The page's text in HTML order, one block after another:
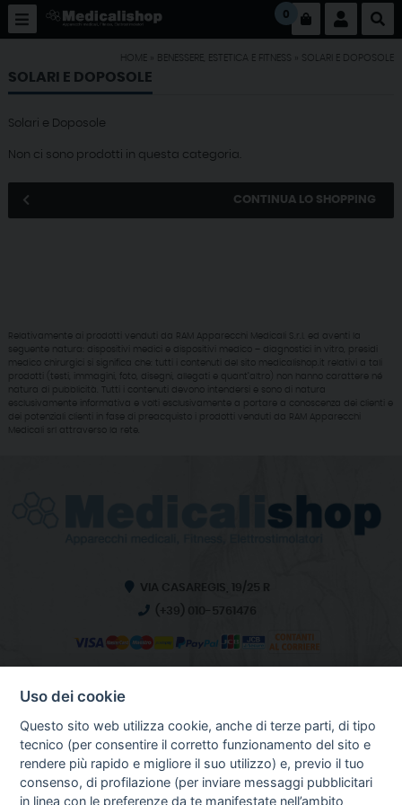
0
HOME BENESSERE, ESTETICA E FITNESS SOLARI E DOPOSOLE
SOLARI E DOPOSOLE
Solari e Doposole
Non ci sono prodotti in questa categoria.
CONTINUA LO SHOPPING
Relativamente ai prodotti venduti da RAM Apparecchi Medicali S.r.l. ed aventi la
seguente natura: dispositivi medici e dispositivi medico – diagnostici in vitro, presidi
medico chirurgici si significa che: tutti i contenuti del sito medicalishop.it relativi a tali
prodotti (testi, immagini, foto, disegni, allegati e quant’altro) non hanno carattere né
natura di pubblicità. Tutti i contenuti devono intendersi e sono di natura
esclusivamente informativa e volti esclusivamente a portare a conoscenza dei clienti e
dei potenziali clienti in fase di preacquisto i prodotti venduti da RAM Apparecchi
Medicali srl attraverso la rete.
VIA CASAREGIS, 19/25 R
(+39) 010-5761476
HOME
CHI SIAMO
NOTIZIE
CONTATTI
Uso dei cookie
Questo sito web utilizza cookie, anche di terze parti, di tipo
tecnico (per consentire il corretto funzionamento del sito e
rendere più rapido e migliore il suo utilizzo) e, previo il tuo
consenso, di profilazione (per inviare messaggi pubblicitari
in linea con le preferenze da te manifestate nell’ambito